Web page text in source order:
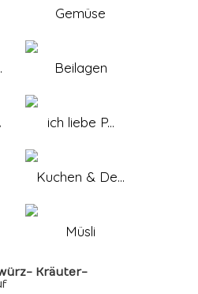
Gemüse
Beilagen
ich liebe P...
Kuchen & De...
Müsli
Kräuter-